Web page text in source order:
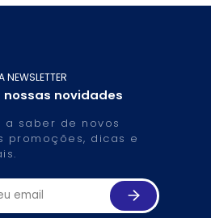
nossas novidades
saber de novos
promoções, dicas e